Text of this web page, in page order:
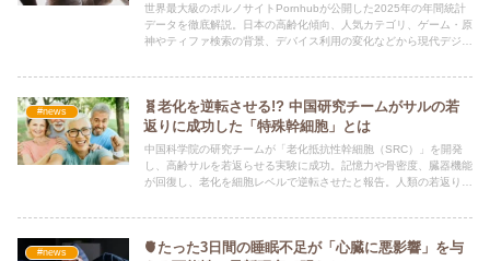
世界最大級のポルノサイトPornhubが公開した2025年の年間統計
データを徹底解説。日本の高齢化傾向、人気カテゴリ、ゲーム・原
神やティファ検索の背景、デバイス利用の変化などから現代デジタ
#news
🧬老化を逆転させる!? 中国研究チームがサルの若
返りに成功した「特殊幹細胞」とは
中国科学院の研究チームが「老化抵抗性幹細胞（SRC）」を開発
し、高齢サルを若返らせる実験に成功。記憶力や骨密度、臓器機能
が回復し、老化を細胞レベルで逆転させたと報告。人類の若返り治
#news
🫀たった3日間の睡眠不足が「心臓に悪影響」を与